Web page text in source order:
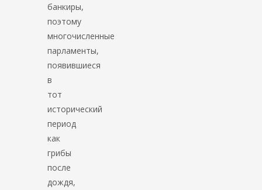
банкиры,
поэтому
многочисленные
парламенты,
появившиеся
в
тот
исторический
период
как
грибы
после
дождя,